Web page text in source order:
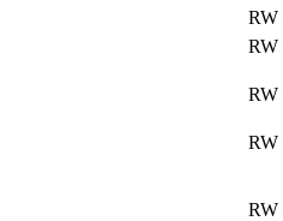
RW
RW
RW
RW
RW